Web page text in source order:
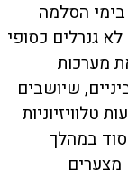
הסלמה
גנרלים כסופי
מערכות
שיושבים
טלוויזיוניות
במהלך